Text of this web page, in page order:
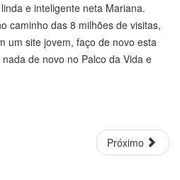
e inteligente neta Mariana.
caminho das 8 milhões de visitas,
um site jovem, faço de novo esta
de novo no Palco da Vida e
Próximo